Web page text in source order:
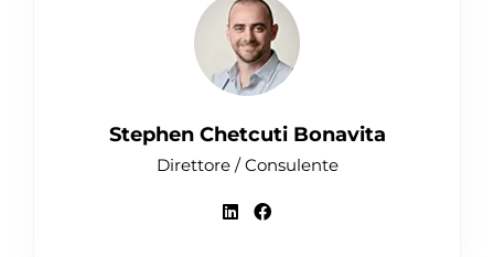
Stephen Chetcuti Bonavita
Direttore / Consulente